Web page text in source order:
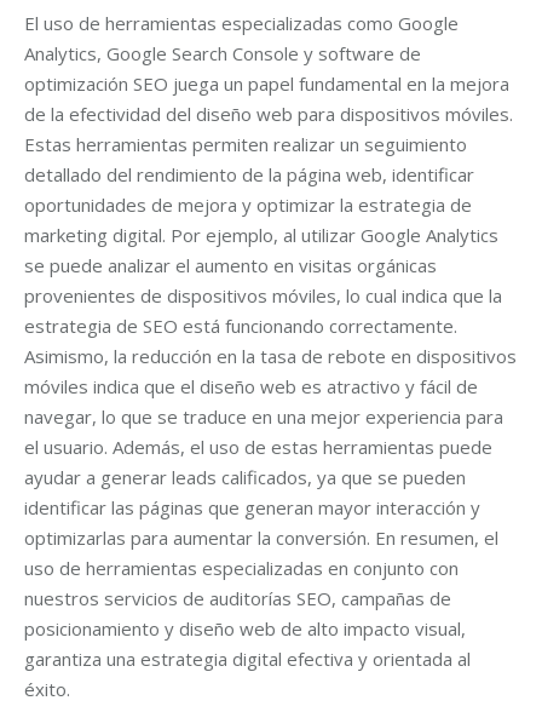
El uso de herramientas especializadas como Google
Analytics, Google Search Console y software de
optimización SEO juega un papel fundamental en la mejora
de la efectividad del diseño web para dispositivos móviles.
Estas herramientas permiten realizar un seguimiento
detallado del rendimiento de la página web, identificar
oportunidades de mejora y optimizar la estrategia de
marketing digital. Por ejemplo, al utilizar Google Analytics
se puede analizar el aumento en visitas orgánicas
provenientes de dispositivos móviles, lo cual indica que la
estrategia de SEO está funcionando correctamente.
Asimismo, la reducción en la tasa de rebote en dispositivos
móviles indica que el diseño web es atractivo y fácil de
navegar, lo que se traduce en una mejor experiencia para
el usuario. Además, el uso de estas herramientas puede
ayudar a generar leads calificados, ya que se pueden
identificar las páginas que generan mayor interacción y
optimizarlas para aumentar la conversión. En resumen, el
uso de herramientas especializadas en conjunto con
nuestros servicios de auditorías SEO, campañas de
posicionamiento y diseño web de alto impacto visual,
garantiza una estrategia digital efectiva y orientada al
éxito.